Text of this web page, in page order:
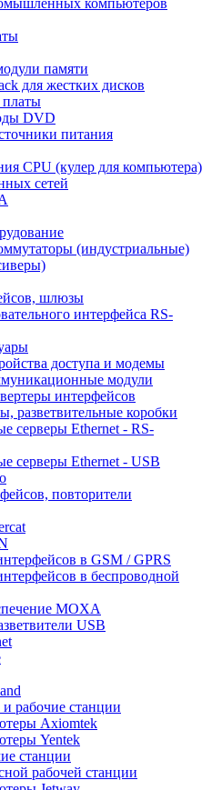
компьютеров
памяти
для жестких дисков
DVD
питания
CPU (кулер для компьютера)
сетей
(индустриальные)
шлюзы
интерфейса RS-
доступа и модемы
модули
интерфейсов
разветвительные коробки
серверы Ethernet - RS-
серверы Ethernet - USB
повторители
в GSM / GPRS
в беспроводной
MOXA
USB
рабочие станции
Axiomtek
Yentek
станции
рабочей станции